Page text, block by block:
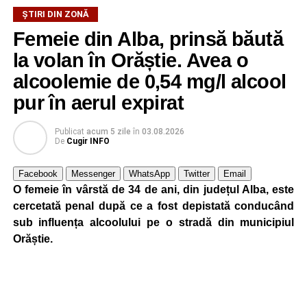
ŞTIRI DIN ZONĂ
Femeie din Alba, prinsă băută
la volan în Orăștie. Avea o
alcoolemie de 0,54 mg/l alcool
pur în aerul expirat
Publicat acum 5 zile în 03.08.2026
De Cugir INFO
Facebook Messenger WhatsApp Twitter Email
O femeie în vârstă de 34 de ani, din județul Alba, este
cercetată penal după ce a fost depistată conducând
sub influența alcoolului pe o stradă din municipiul
Orăștie.